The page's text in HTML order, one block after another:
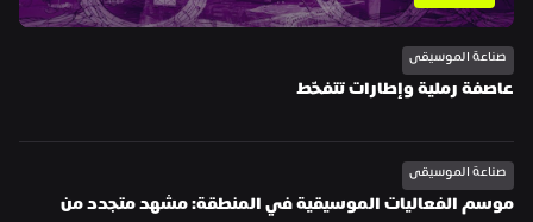
صناعة الموسيقى
عاصفة رملية وإطارات تتفحّط
صناعة الموسيقى